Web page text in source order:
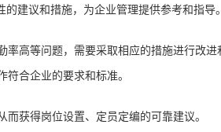
建议和措施，为企业管理提供参考和指导。
高等问题，需要采取相应的措施进行改
合企业的要求和标准。
获得岗位设置、定员定编的可靠建议。